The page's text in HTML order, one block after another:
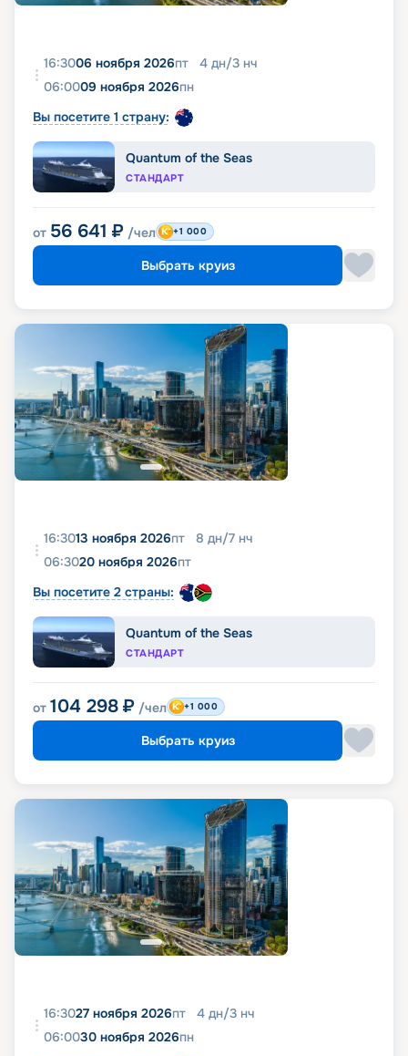
16:3006 ноября 2026пт 4 дн/3 нч
06:0009 ноября 2026пн
Вы посетите 1 страну:
Quantum of the Seas
СТАНДАРТ
от 56 641 ₽ /чел +1 000
Выбрать круиз
16:3013 ноября 2026пт 8 дн/7 нч
06:3020 ноября 2026пт
Вы посетите 2 страны:
Quantum of the Seas
СТАНДАРТ
от 104 298 ₽ /чел +1 000
Выбрать круиз
16:3027 ноября 2026пт 4 дн/3 нч
06:0030 ноября 2026пн